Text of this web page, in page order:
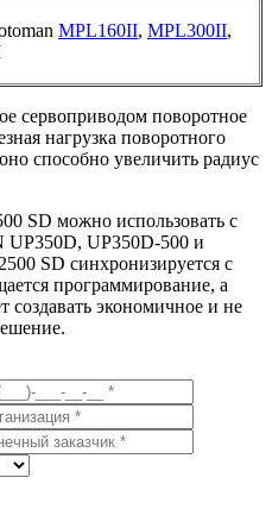
MPL160II, MPL300II,
сервоприводом поворотное
нагрузка поворотного
способно увеличить радиус
SD можно использовать с
UP350D-500 и
SD синхронизируется с
программирование, а
создавать экономичное и не